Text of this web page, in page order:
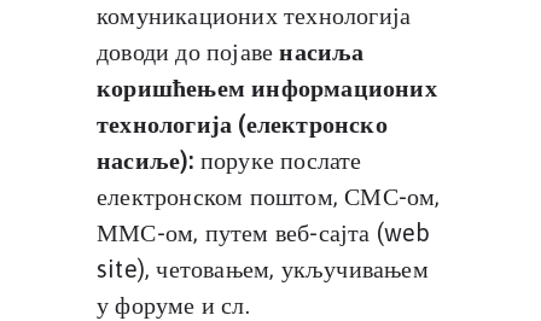
комуникационих технологија
доводи до појавенасиља
коришћењем информационих
технологија (електронско
насиље): поруке послате
електронском поштом, СМС-ом,
ММС-ом, путем веб-сајта (web
site), четовањем, укључивањем
у форуме и сл.